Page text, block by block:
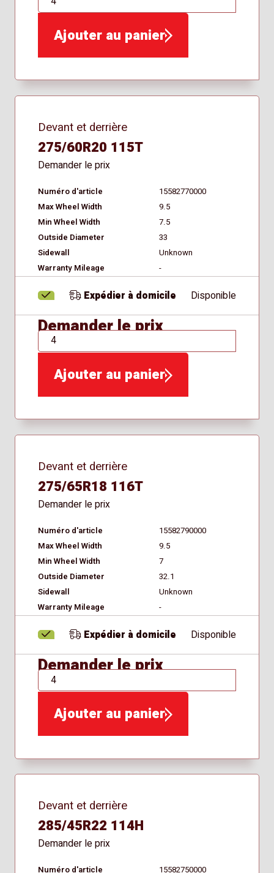
QTÉ
Ajouter au panier
Devant et derrière
275/60R20 115T
Demander le prix
Numéro d'article
15582770000
Max Wheel Width
9.5
Min Wheel Width
7.5
Outside Diameter
33
Sidewall
Unknown
Warranty Mileage
-
Expédier à domicile Disponible
Demander le prix
QTÉ
Ajouter au panier
Devant et derrière
275/65R18 116T
Demander le prix
Numéro d'article
15582790000
Max Wheel Width
9.5
Min Wheel Width
7
Outside Diameter
32.1
Sidewall
Unknown
Warranty Mileage
-
Expédier à domicile Disponible
Demander le prix
QTÉ
Ajouter au panier
Devant et derrière
285/45R22 114H
Demander le prix
Numéro d'article 15582750000